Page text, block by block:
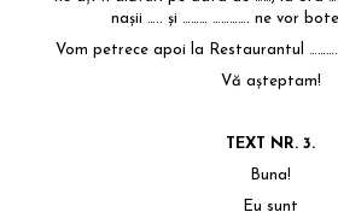
nașii ….. și ……… …………. ne vor
Vom petrece apoi la Restaurantul
Vă așteptam!
TEXT NR. 3.
Buna!
Eu sunt